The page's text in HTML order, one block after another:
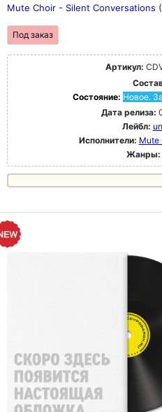
Mute Choir - Silent Conversations
Под заказ
Артикул:
Состояние: Новое.
Дата релиза:
Лейбл:
Исполнители: Mute
Жанры: